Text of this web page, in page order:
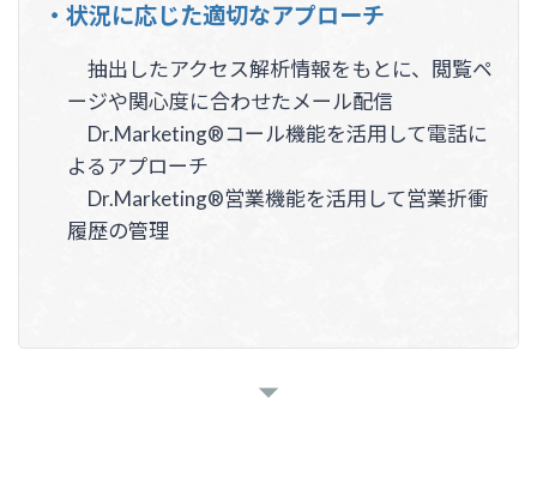
・状況に応じた適切なアプローチ
抽出したアクセス解析情報をもとに、閲覧ペ
ージや関心度に合わせたメール配信
Dr.Marketing®コール機能を活用して電話に
よるアプローチ
Dr.Marketing®営業機能を活用して営業折衝
履歴の管理